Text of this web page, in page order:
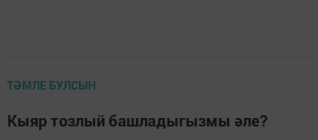
ТӘМЛЕ БУЛСЫН
Кыяр тозлый башладыгызмы әле?